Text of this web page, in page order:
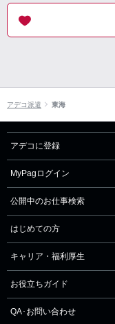
アデコ派遣 東海
アデコに登録
MyPagログイン
公開中のお仕事検索
はじめての方
キャリア・福利厚生
お役立ちガイド
QA･お問い合わせ